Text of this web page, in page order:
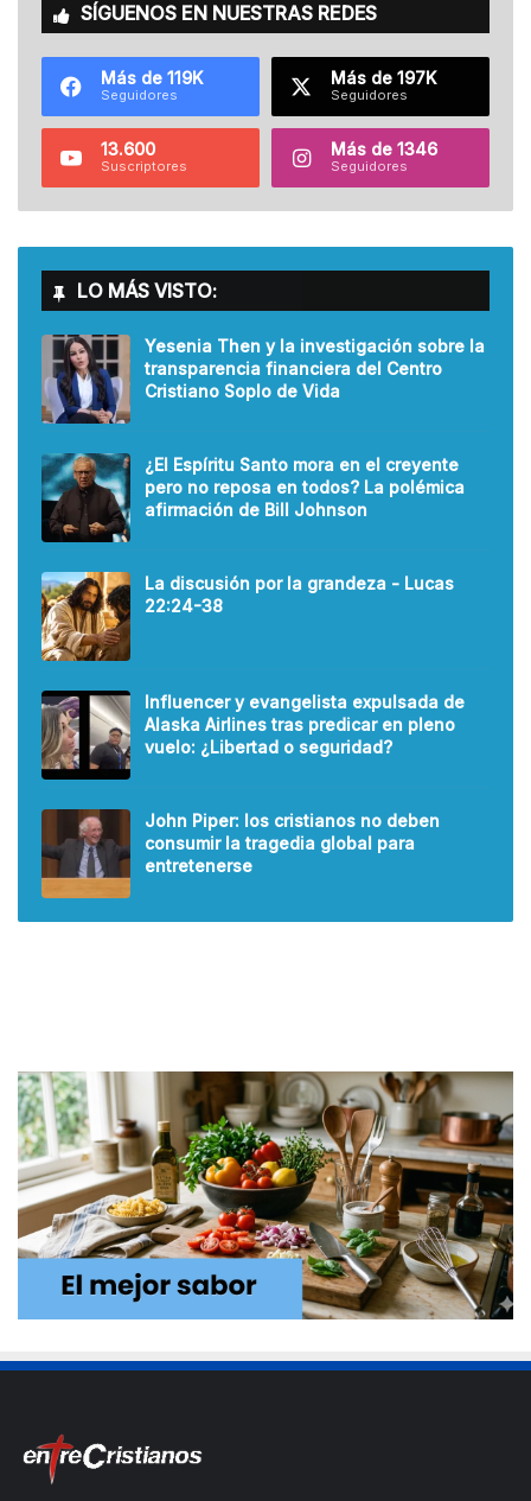
SÍGUENOS EN NUESTRAS REDES
Más de 119K
Seguidores
Más de 197K
Seguidores
13.600
Suscriptores
Más de 1346
Seguidores
LO MÁS VISTO:
Yesenia Then y la investigación sobre la
transparencia financiera del Centro
Cristiano Soplo de Vida
¿El Espíritu Santo mora en el creyente
pero no reposa en todos? La polémica
afirmación de Bill Johnson
La discusión por la grandeza - Lucas
22:24-38
Influencer y evangelista expulsada de
Alaska Airlines tras predicar en pleno
vuelo: ¿Libertad o seguridad?
John Piper: los cristianos no deben
consumir la tragedia global para
entretenerse